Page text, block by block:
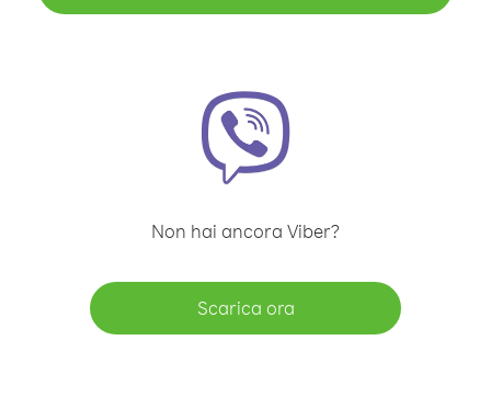
Non hai ancora Viber?
Scarica ora